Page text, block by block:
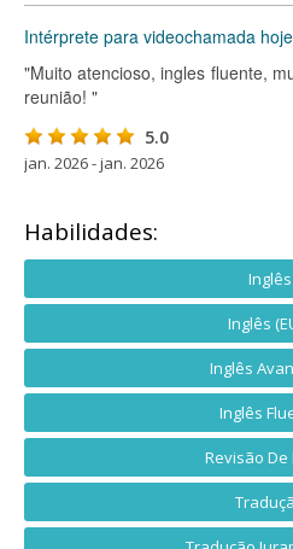
Intérprete para videochamada
"Muito atencioso, ingles fluente,
reunião! "
5.0
jan. 2026 - jan. 2026
Habilidades:
Inglês
Inglês
Inglês
Inglês
Revisão De